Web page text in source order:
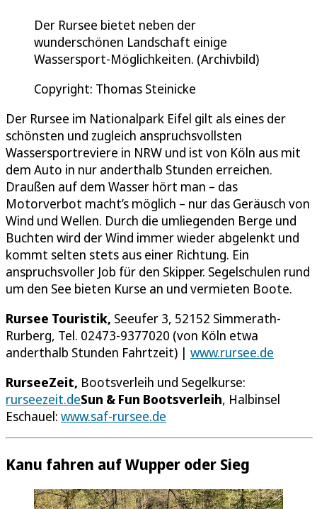
Der Rursee bietet neben der
wunderschönen Landschaft einige
Wassersport-Möglichkeiten. (Archivbild)
Copyright: Thomas Steinicke
Der Rursee im Nationalpark Eifel gilt als eines der
schönsten und zugleich anspruchsvollsten
Wassersportreviere in NRW und ist von Köln aus mit
dem Auto in nur anderthalb Stunden erreichen.
Draußen auf dem Wasser hört man – das
Motorverbot macht’s möglich – nur das Geräusch von
Wind und Wellen. Durch die umliegenden Berge und
Buchten wird der Wind immer wieder abgelenkt und
kommt selten stets aus einer Richtung. Ein
anspruchsvoller Job für den Skipper. Segelschulen rund
um den See bieten Kurse an und vermieten Boote.
Rursee Touristik, Seeufer 3, 52152 Simmerath-
Rurberg, Tel. 02473-9377020 (von Köln etwa
anderthalb Stunden Fahrtzeit) | www.rursee.de
RurseeZeit, Bootsverleih und Segelkurse:
rurseezeit.deSun & Fun Bootsverleih, Halbinsel
Eschauel: www.saf-rursee.de
Kanu fahren auf Wupper oder Sieg